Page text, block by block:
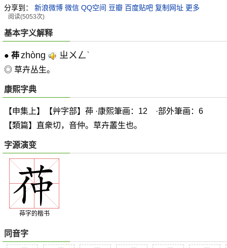
分享到：
新浪微博 微信 QQ空间 豆瓣 百度贴吧 复制网址 更多
阅读(5053次)
基本字义解释
● 茽zhòng ㄓㄨㄥˋ
◎ 草卉丛生。
康熙字典
【申集上】【艸字部】茽 ·康熙筆画：12 ·部外筆画：6
【類篇】直衆切，音仲。草卉叢生也。
字源演变
茽字的楷书
同音字